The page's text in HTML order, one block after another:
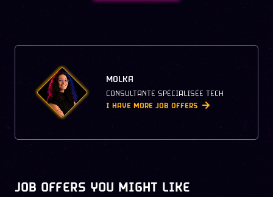
MOLKA
CONSULTANTE SPÉCIALISÉE TECH
I HAVE MORE JOB OFFERS
JOB OFFERS YOU MIGHT LIKE